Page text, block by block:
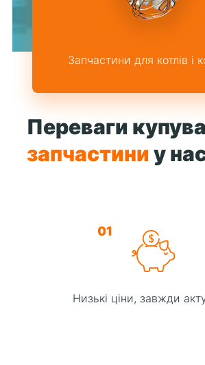
Запчастини для котлів і
Переваги
запчастиниу
01
Низькі ціни, завжди